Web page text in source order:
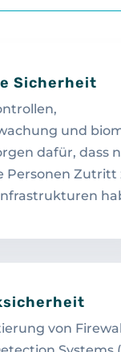
Sicherheit
und
dafür, dass
Personen Zutritt
von